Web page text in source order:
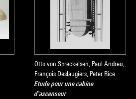
Otto von Spreckelsen, Paul Andreu,
François Deslaugiers, Peter Rice
Etude pour une cabine
d'ascenseur